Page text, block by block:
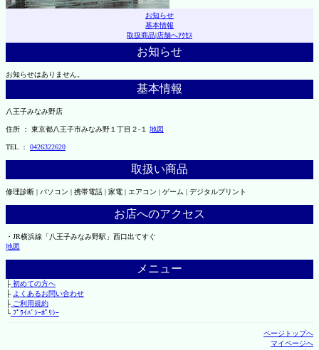
お知らせ
基本情報
取扱商品|店舗へｱｸｾｽ
お知らせ
お知らせはありません。
基本情報
八王子みなみ野店
住所 ： 東京都八王子市みなみ野１丁目２-１ 地図
TEL ： 0426322620
取扱い商品
修理診断 | パソコン | 携帯電話 | 家電 | エアコン | ゲーム | デジタルプリント
お店へのアクセス
・JR横浜線「八王子みなみ野駅」西口出てすぐ
地図
メニュー
├初めての方へ
├ よくあるお問い合わせ
├ご利用規約
└ﾌﾟﾗｲﾊﾞｼｰﾎﾟﾘｼｰ
ページトップへ
マイページへ